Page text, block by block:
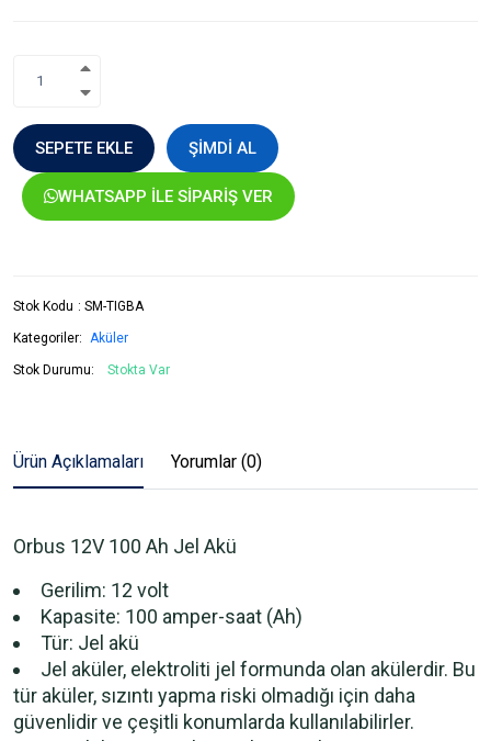
SEPETE EKLE ŞIMDI AL
WHATSAPP İLE SIPARIŞ VER
Stok Kodu : SM-TIGBA
Kategoriler: Aküler
Stok Durumu: Stokta Var
Ürün Açıklamaları Yorumlar (0)
Orbus 12V 100 Ah Jel Akü
Gerilim: 12 volt
Kapasite: 100 amper-saat (Ah)
Tür: Jel akü
Jel aküler, elektroliti jel formunda olan akülerdir. Bu
tür aküler, sızıntı yapma riski olmadığı için daha
güvenlidir ve çeşitli konumlarda kullanılabilirler.